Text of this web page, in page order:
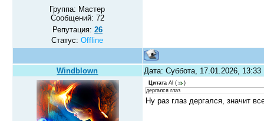
Группа: Мастер
Сообщений: 72
Репутация: 26
Статус:Offline
Windblown Дата: Суббота, 17.01.2026,
Цитата Al (
)
дергался глаз
Ну раз глаз дергался, значит